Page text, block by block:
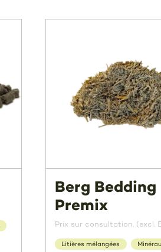
Berg Bedding
Premix
Prix sur consultation. (excl.
Litières mélangées